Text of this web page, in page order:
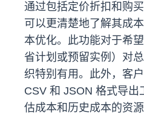
通过包括定价折扣和购
可以更清楚地了解其成
本优化。此功能对于希
省计划或预留实例）对
织特别有用。此外，客
CSV 和 JSON 格式导出
估成本和历史成本的资